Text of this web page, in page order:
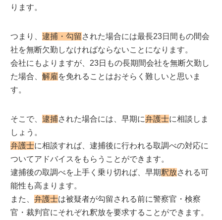
ります。
つまり、逮捕・勾留 された場合には最長23日間もの間会
社を無断欠勤しなければならないことになります。
会社にもよりますが、23日もの長期間会社を無断欠勤し
た場合、解雇を免れることはおそらく難しいと思いま
す。
そこで、逮捕された場合には、早期に弁護士に相談しま
しょう。
弁護士に相談すれば、逮捕後に行われる取調べの対応に
ついてアドバイスをもらうことができます。
逮捕後の取調べを上手く乗り切れば、早期釈放される可
能性も高まります。
また、弁護士は被疑者が勾留される前に警察官・検察
官・裁判官にそれぞれ釈放を要求することができます。